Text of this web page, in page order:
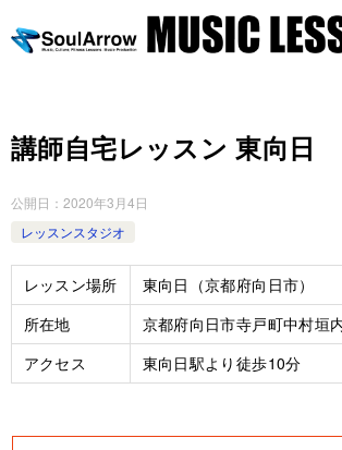
講師自宅レッスン 東向日
公開日： 2020年3月4日
レッスンスタジオ
レッスン場所
東向日（京都府向日市）
所在地
京都府向日市寺戸町中村垣
アクセス
東向日駅より徒歩10分